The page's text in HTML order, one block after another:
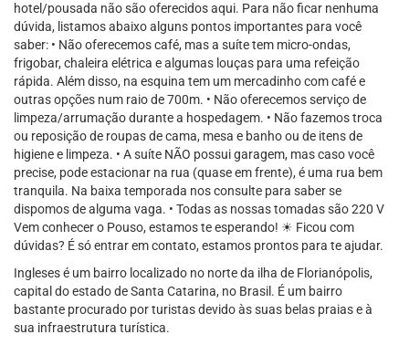
hotel/pousada não são oferecidos aqui. Para não ficar nenhuma
dúvida, listamos abaixo alguns pontos importantes para você
saber: • Não oferecemos café, mas a suíte tem micro-ondas,
frigobar, chaleira elétrica e algumas louças para uma refeição
rápida. Além disso, na esquina tem um mercadinho com café e
outras opções num raio de 700m. • Não oferecemos serviço de
limpeza/arrumação durante a hospedagem. • Não fazemos troca
ou reposição de roupas de cama, mesa e banho ou de itens de
higiene e limpeza. • A suíte NÃO possui garagem, mas caso você
precise, pode estacionar na rua (quase em frente), é uma rua bem
tranquila. Na baixa temporada nos consulte para saber se
dispomos de alguma vaga. • Todas as nossas tomadas são 220 V
Vem conhecer o Pouso, estamos te esperando! ☀ Ficou com
dúvidas? É só entrar em contato, estamos prontos para te ajudar.
Ingleses é um bairro localizado no norte da ilha de Florianópolis,
capital do estado de Santa Catarina, no Brasil. É um bairro
bastante procurado por turistas devido às suas belas praias e à
sua infraestrutura turística.